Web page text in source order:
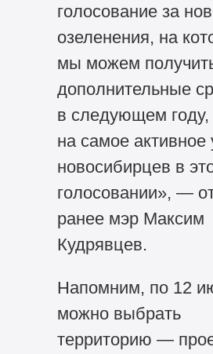
голосование за
озеленения, на
мы можем
дополнительные
в следующем
на самое активное
новосибирцев в
голосовании», —
ранее мэр Максим
Кудрявцев.
Напомним, по 12
можно выбрать
территорию —